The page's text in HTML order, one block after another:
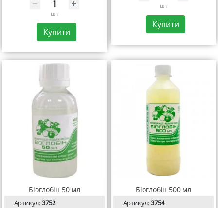
шт
Купити
шт
Купити
Біоглобін 50 мл
Артикул:3752
Біоглобін 500 мл
Артикул:3754